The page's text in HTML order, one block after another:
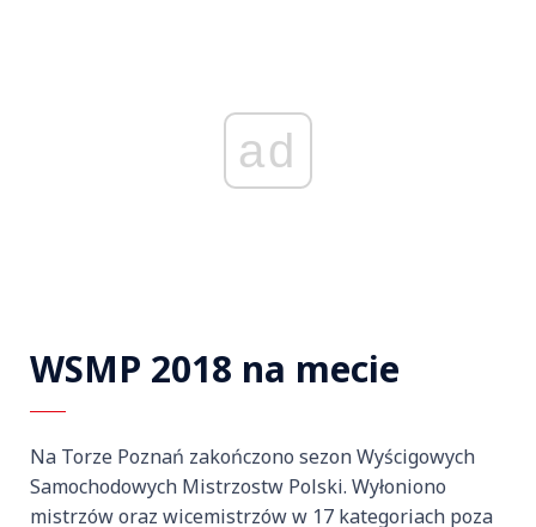
ad
WSMP 2018 na mecie
Na Torze Poznań zakończono sezon Wyścigowych
Samochodowych Mistrzostw Polski. Wyłoniono
mistrzów oraz wicemistrzów w 17 kategoriach poza